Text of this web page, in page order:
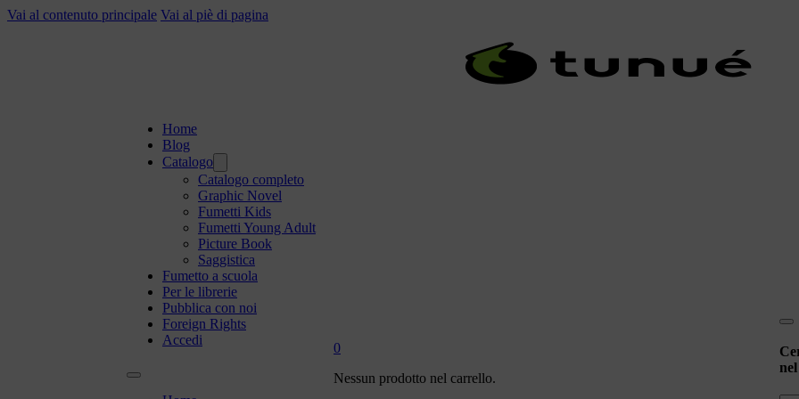
Vai al contenuto principale Vai al piè di pagina
Home
Blog
Catalogo
Catalogo completo
Graphic Novel
Fumetti Kids
Fumetti Young Adult
Picture Book
Saggistica
Fumetto a scuola
Per le librerie
Pubblica con noi
Foreign Rights
Accedi
0
Nessun prodotto nel carrello.